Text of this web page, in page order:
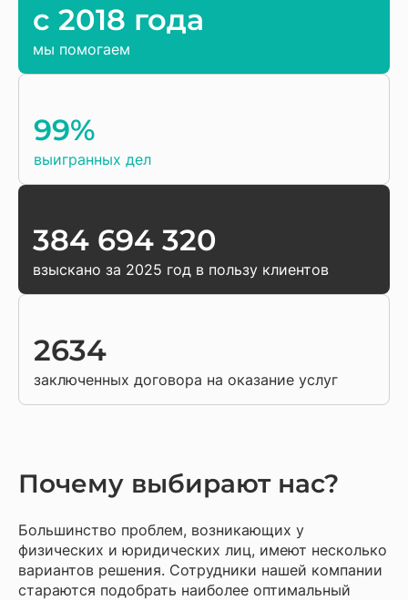
c 2018 года
мы помогаем
99%
выигранных дел
384 694 320
взыскано за 2025 год в пользу клиентов
2634
заключенных договора на оказание услуг
Почему выбирают нас?
Большинство проблем, возникающих у
физических и юридических лиц, имеют несколько
вариантов решения. Сотрудники нашей компании
стараются подобрать наиболее оптимальный